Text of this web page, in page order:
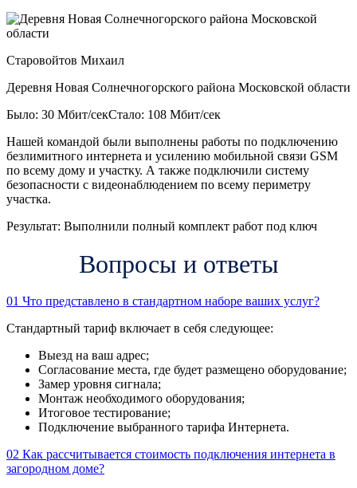
Старовойтов Михаил
Деревня Новая Солнечногорского района Московской области
Было: 30 Мбит/секСтало: 108 Мбит/сек
Нашей командой были выполнены работы по подключению
безлимитного интернета и усилению мобильной связи GSM
по всему дому и участку. А также подключили систему
безопасности с видеонаблюдением по всему периметру
участка.
Результат: Выполнили полный комплект работ под ключ
Вопросы и ответы
01 Что представлено в стандартном наборе ваших услуг?
Стандартный тариф включает в себя следующее:
Выезд на ваш адрес;
Согласование места, где будет размещено оборудование;
Замер уровня сигнала;
Монтаж необходимого оборудования;
Итоговое тестирование;
Подключение выбранного тарифа Интернета.
02 Как рассчитывается стоимость подключения интернета в
загородном доме?